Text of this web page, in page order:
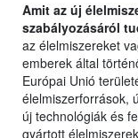
Amit az új
szabályozásáról
az élelmiszereket
emberek által
Európai Unió
élelmiszerforrások,
új technológiák és
gyártott